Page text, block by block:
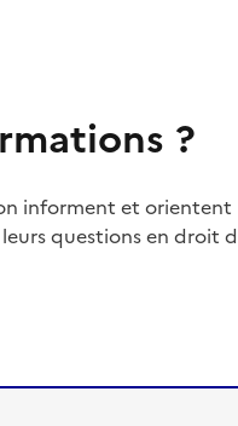
?
informent et orientent
questions en droit